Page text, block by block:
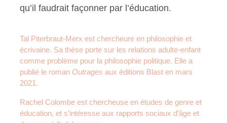
qu’il faudrait façonner par l’éducation.
Tal Piterbraut-Merx est chercheure en philosophie et
écrivaine. Sa thèse porte sur les relations adulte-enfant
comme problème pour la philosophie politique. Elle a
publié le roman Outrages aux éditions Blast en mars
2021.
Rachel Colombe est chercheuse en études de genre et
éducation, et s’intéresse aux rapports sociaux d’âge et